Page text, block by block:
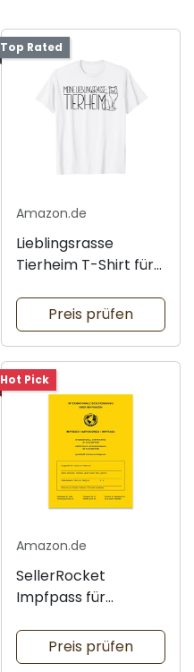
Top Rated
Amazon.de
Lieblingsrasse
Tierheim T-Shirt für
Preis prüfen
Hot Pick
Amazon.de
SellerRocket
Impfpass für
Preis prüfen